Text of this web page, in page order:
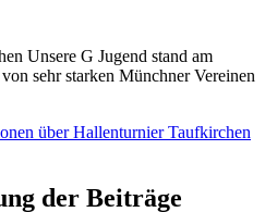
Unsere G Jugend stand am
sehr starken Münchner Vereinen
über Hallenturnier Taufkirchen
der Beiträge